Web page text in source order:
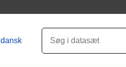
dansk